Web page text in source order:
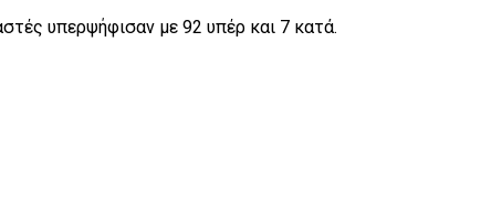
υπερψήφισαν με 92 υπέρ και 7 κατά.